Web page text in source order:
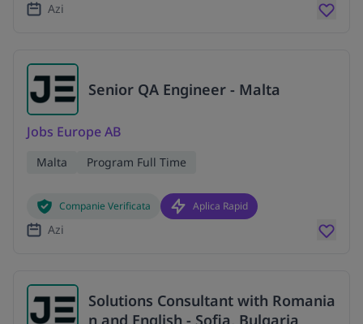
Azi
Senior QA Engineer - Malta
Jobs Europe AB
Malta Program Full Time
Companie Verificata Aplica Rapid
Azi
Solutions Consultant with Romania
n and English - Sofia, Bulgaria